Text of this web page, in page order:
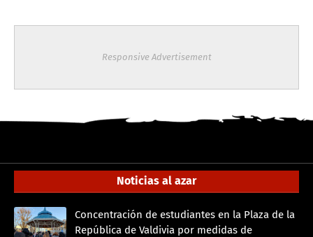
Responsive Advertisement
Noticias al azar
Concentración de estudiantes en la Plaza de la
República de Valdivia por medidas de